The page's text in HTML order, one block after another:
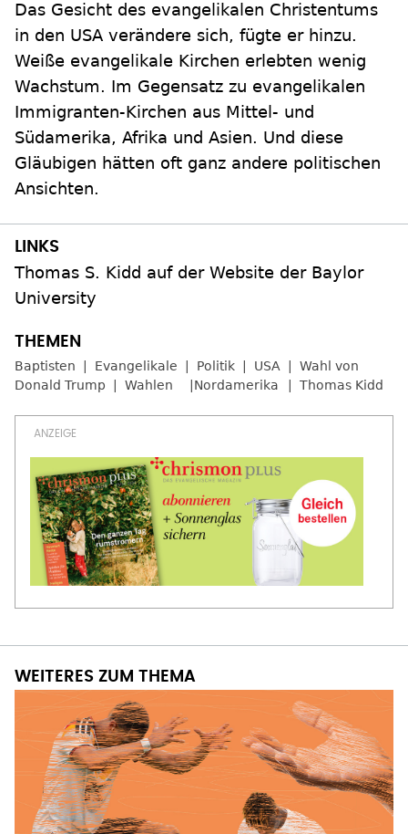
Das Gesicht des evangelikalen Christentums
in den USA verändere sich, fügte er hinzu.
Weiße evangelikale Kirchen erlebten wenig
Wachstum. Im Gegensatz zu evangelikalen
Immigranten-Kirchen aus Mittel- und
Südamerika, Afrika und Asien. Und diese
Gläubigen hätten oft ganz andere politischen
Ansichten.
Thomas S. Kidd auf der Website der Baylor
University
Baptisten Evangelikale Politik USA
Wahl von
Donald Trump
Wahlen Nordamerika Thomas Kidd
WEITERES ZUM THEMA